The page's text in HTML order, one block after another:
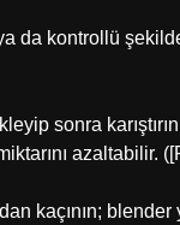
da kontrollü
sonra
azaltabilir.
kaçının; blender